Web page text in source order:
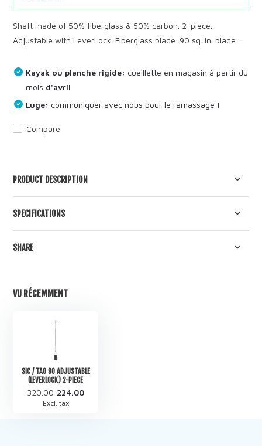
Shaft made of 50% fiberglass & 50% carbon. 2-piece.
Adjustable with LeverLock. Fiberglass blade. 90 sq. in. blade....
Kayak ou planche rigide: cueillette en magasin à partir du
mois d'avril
Luge: communiquer avec nous pour le ramassage !
Compare
PRODUCT DESCRIPTION
SPECIFICATIONS
SHARE
VU RÉCEMMENT
SIC / TAO 90 ADJUSTABLE
(LEVERLOCK) 2-PIECE
320.00 224.00
Excl. tax